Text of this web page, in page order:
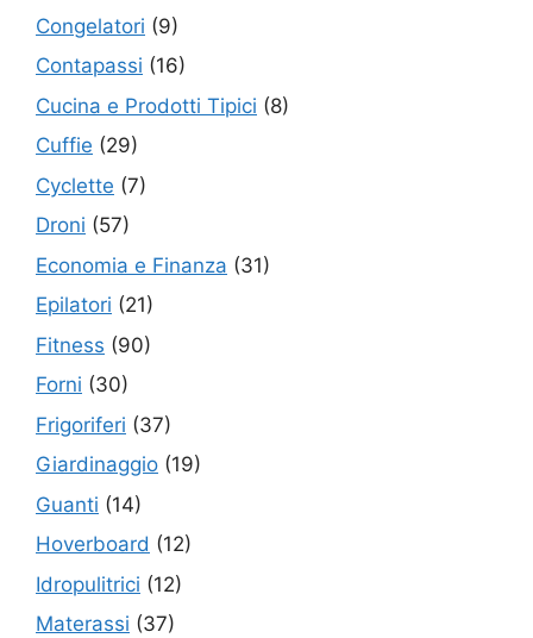
Congelatori (9)
Contapassi (16)
Cucina e Prodotti Tipici (8)
Cuffie (29)
Cyclette (7)
Droni (57)
Economia e Finanza (31)
Epilatori (21)
Fitness (90)
Forni (30)
Frigoriferi (37)
Giardinaggio (19)
Guanti (14)
Hoverboard (12)
Idropulitrici (12)
Materassi (37)